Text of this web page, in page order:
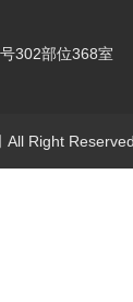
302部位368室
All Right